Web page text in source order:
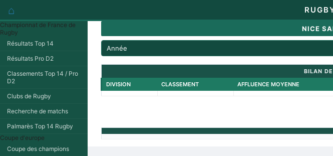
⌂
Championnat de France de
Rugby
Résultats Top 14
Résultats Pro D2
Classements Top 14 / Pro
D2
Clubs de Rugby
Recherche de matchs
Palmarès Top 14 Rugby
Coupe d'europe
Coupe des champions
NICE
Année
BILAN
DIVISION
CLASSEMENT AFFLUENCE MOYENNE